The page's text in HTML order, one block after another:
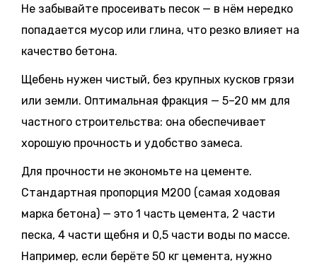
Не забывайте просеивать песок — в нём нередко
попадается мусор или глина, что резко влияет на
качество бетона.
Щебень нужен чистый, без крупных кусков грязи
или земли. Оптимальная фракция — 5–20 мм для
частного строительства: она обеспечивает
хорошую прочность и удобство замеса.
Для прочности не экономьте на цементе.
Стандартная пропорция М200 (самая ходовая
марка бетона) — это 1 часть цемента, 2 части
песка, 4 части щебня и 0,5 части воды по массе.
Например, если берёте 50 кг цемента, нужно